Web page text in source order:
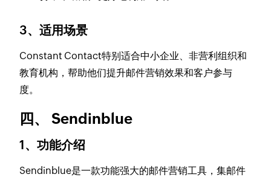
3、适用场景
Constant Contact特别适合中小企业、非营利组织和
教育机构，帮助他们提升邮件营销效果和客户参与
度。
四、 Sendinblue
1、功能介绍
Sendinblue是一款功能强大的邮件营销工具，集邮件